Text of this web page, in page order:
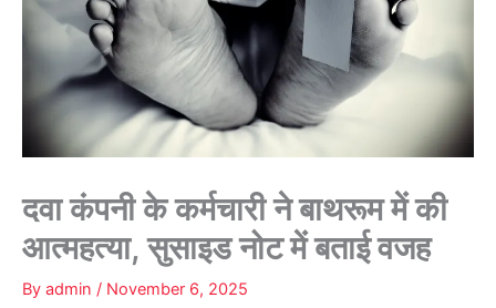
दवा कंपनी के कर्मचारी ने बाथरूम में की
आत्महत्या, सुसाइड नोट में बताई वजह
By admin / November 6, 2025